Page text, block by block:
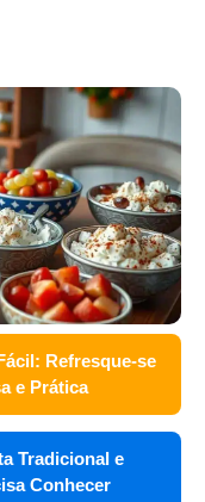
Refresque-se
e Prática
Tradicional e
Conhecer